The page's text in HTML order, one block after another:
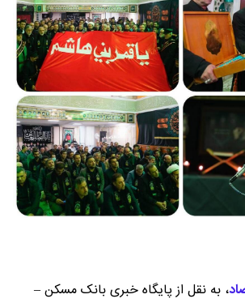
، به نقل از پایگاه خبری بانک مسکن –